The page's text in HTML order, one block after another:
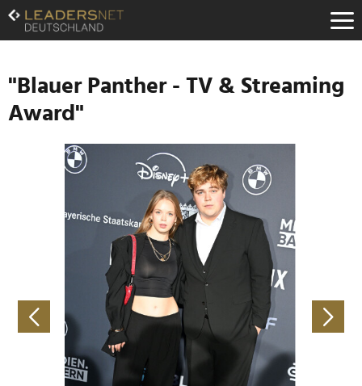
Zum
Inhalt
Zur
Navigation
Zur
Hauptnavigation
"Blauer Panther - TV & Streaming
Award"